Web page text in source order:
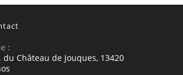
:
du Château de Jouques, 13420